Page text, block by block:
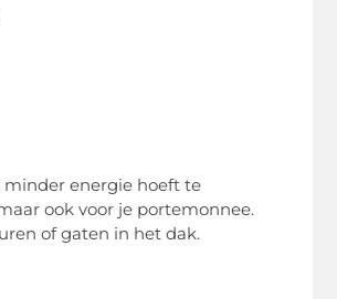
minder energie hoeft te
ook voor je portemonnee.
of gaten in het dak.